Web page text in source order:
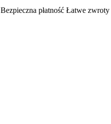
Bezpieczna płatność Łatwe zwroty